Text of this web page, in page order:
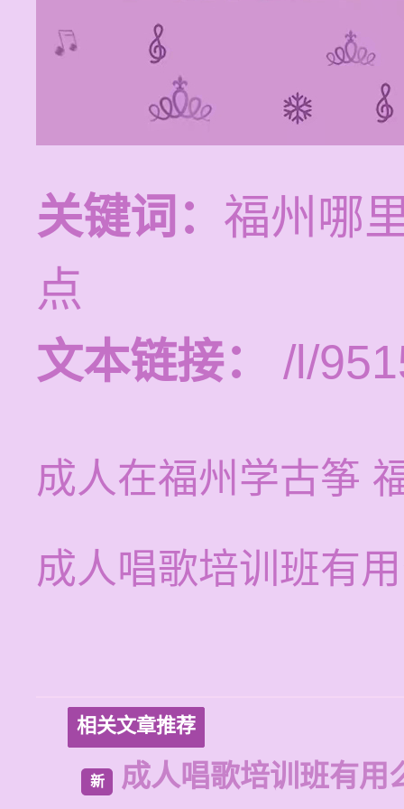
关键词： 福州哪
点
文本链接：
/l/
成人在福州学古筝
成人唱歌培训班有
相关文章推荐
新 成人唱歌培训班有用